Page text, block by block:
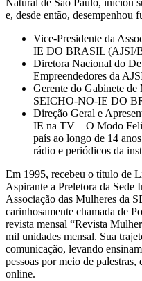
Natural de São Paulo, iniciou
e, desde então, desempenhou
Vice-Presidente da
IE DO BRASIL (AJSI/
Diretora Nacional do
Empreendedores da
Gerente do Gabinete
SEICHO-NO-IE DO
Direção Geral e
IE na TV – O Modo
país ao longo de 14
rádio e periódicos da
Em 1995, recebeu o título de
Aspirante a Preletora da Sede
Associação das Mulheres da
carinhosamente chamada de
revista mensal “Revista
mil unidades mensal. Sua
comunicação, levando
pessoas por meio de palestras,
online.